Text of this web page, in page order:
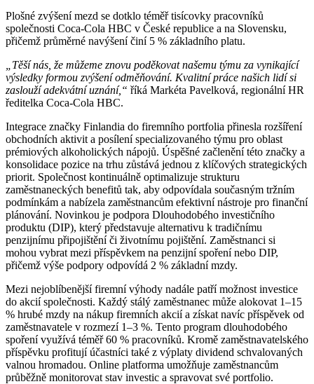
Plošné zvýšení mezd se dotklo téměř tisícovky pracovníků
společnosti Coca-Cola HBC v České republice a na Slovensku,
přičemž průměrné navýšení činí 5 % základního platu.
„Těší nás, že můžeme znovu poděkovat našemu týmu za vynikající
výsledky formou zvýšení odměňování. Kvalitní práce našich lidí si
zaslouží adekvátní uznání,“ říká Markéta Pavelková, regionální HR
ředitelka Coca-Cola HBC.
Integrace značky Finlandia do firemního portfolia přinesla rozšíření
obchodních aktivit a posílení specializovaného týmu pro oblast
prémiových alkoholických nápojů. Úspěšné začlenění této značky a
konsolidace pozice na trhu zůstává jednou z klíčových strategických
priorit. Společnost kontinuálně optimalizuje strukturu
zaměstnaneckých benefitů tak, aby odpovídala současným tržním
podmínkám a nabízela zaměstnancům efektivní nástroje pro finanční
plánování. Novinkou je podpora Dlouhodobého investičního
produktu (DIP), který představuje alternativu k tradičnímu
penzijnímu připojištění či životnímu pojištění. Zaměstnanci si
mohou vybrat mezi příspěvkem na penzijní spoření nebo DIP,
přičemž výše podpory odpovídá 2 % základní mzdy.
Mezi nejoblíbenější firemní výhody nadále patří možnost investice
do akcií společnosti. Každý stálý zaměstnanec může alokovat 1–15
% hrubé mzdy na nákup firemních akcií a získat navíc příspěvek od
zaměstnavatele v rozmezí 1–3 %. Tento program dlouhodobého
spoření využívá téměř 60 % pracovníků. Kromě zaměstnavatelského
příspěvku profitují účastníci také z výplaty dividend schvalovaných
valnou hromadou. Online platforma umožňuje zaměstnancům
průběžně monitorovat stav investic a spravovat své portfolio.